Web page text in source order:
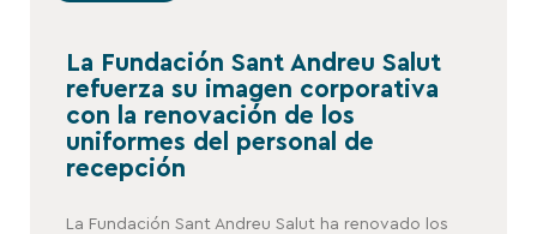
La Fundación Sant Andreu Salut
refuerza su imagen corporativa
con la renovación de los
uniformes del personal de
recepción
La Fundación Sant Andreu Salut ha renovado los